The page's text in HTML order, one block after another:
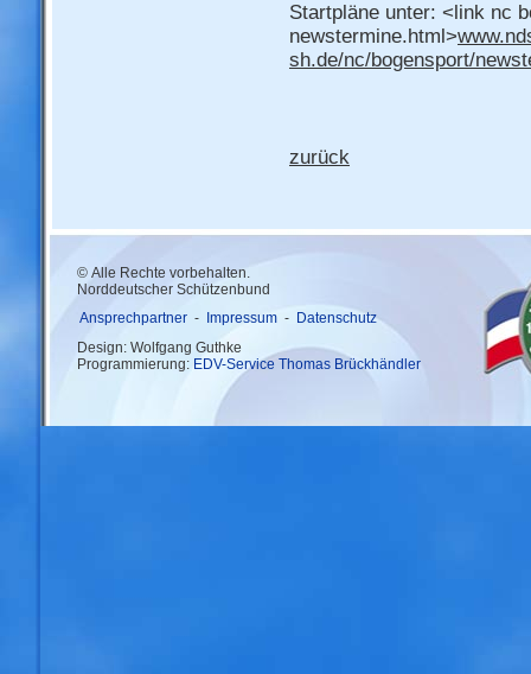
Startpläne unter: <link nc
newstermine.html>
sh.de/nc/bogensport/
zurück
© Alle Rechte vorbehalten.
Norddeutscher Schützenbund
Ansprechpartner - Impressum - Datenschutz
Design: Wolfgang Guthke
Programmierung: EDV-Service Thomas Brückhändler